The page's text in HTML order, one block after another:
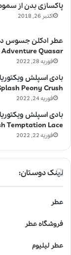
پاکسازی بدن از
اکتبر 26, 2018
Adventure Quasar
فوریه 28, 2022
Peony Crush
فوریه 24, 2022
Temptation Lace
فوریه 22, 2022
لینک دوستان:
عطر
فروشگاه عطر
عطر لیلیوم